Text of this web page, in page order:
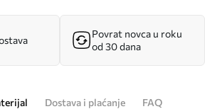
Povrat novca u roku
od 30 dana
Dostava i plaćanje FAQ